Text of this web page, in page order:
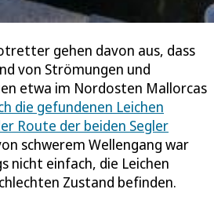
gehen davon aus, dass
von Strömungen und
etwa im Nordosten Mallorcas
die gefundenen Leichen
Route der beiden Segler
schwerem Wellengang war
nicht einfach, die Leichen
Zustand befinden.